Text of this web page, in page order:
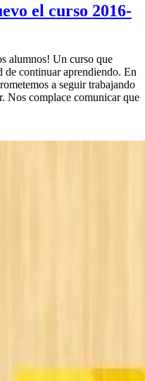
el curso 2016-
alumnos! Un curso que
de continuar aprendiendo. En
a seguir trabajando
Nos complace comunicar que